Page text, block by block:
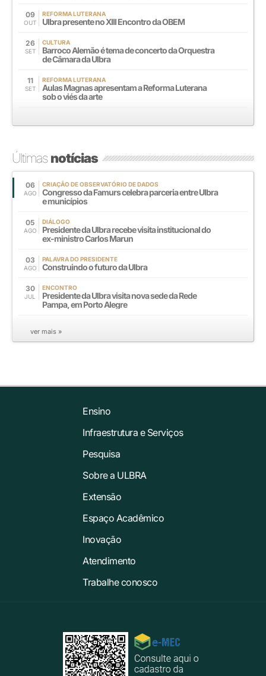
09
OUT
REFORMA LUTERANA
Ulbra presente no XIII Encontro da OBEM
26
SET
CULTURA
Barroco Alemão é tema de concerto da Orquestra
de Câmara da Ulbra
11
SET
REFORMA LUTERANA
Aulas Magnas apresentam a Reforma Luterana
sob o viés da arte
Últimasnotícias
06
AGO
CRIAÇÃO DE OBSERVATÓRIO DE DADOS
Congresso da Famurs celebra parceria entre Ulbra
e municípios
05
AGO
DIÁLOGO
Presidente da Ulbra recebe visita institucional do
ex-ministro Carlos Marun
03
AGO
PALAVRA DO PRESIDENTE
Construindo o futuro da Ulbra
30
JUL
ENCONTRO
Presidente da Ulbra visita nova sede da Rede
Pampa, em Porto Alegre
ver mais »
Ensino
Infraestrutura e Serviços
Pesquisa
Sobre a ULBRA
Extensão
Espaço Acadêmico
Inovação
Atendimento
Trabalhe conosco